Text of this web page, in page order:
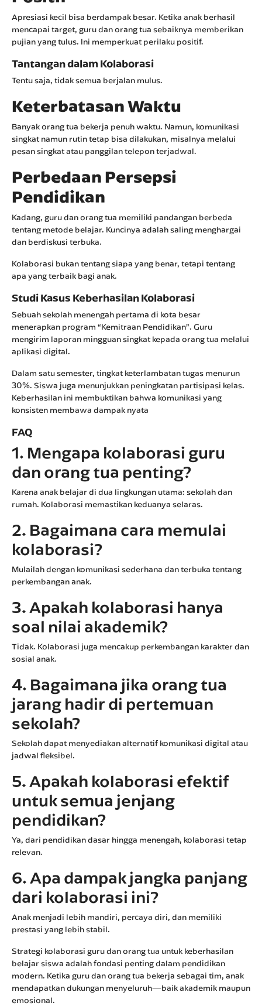
Apresiasi kecil bisa berdampak besar. Ketika anak berhasil
mencapai target, guru dan orang tua sebaiknya memberikan
pujian yang tulus. Ini memperkuat perilaku positif.
Tantangan dalam Kolaborasi
Tentu saja, tidak semua berjalan mulus.
Keterbatasan Waktu
Banyak orang tua bekerja penuh waktu. Namun, komunikasi
singkat namun rutin tetap bisa dilakukan, misalnya melalui
pesan singkat atau panggilan telepon terjadwal.
Perbedaan Persepsi
Pendidikan
Kadang, guru dan orang tua memiliki pandangan berbeda
tentang metode belajar. Kuncinya adalah saling menghargai
dan berdiskusi terbuka.
Kolaborasi bukan tentang siapa yang benar, tetapi tentang
apa yang terbaik bagi anak.
Studi Kasus Keberhasilan Kolaborasi
Sebuah sekolah menengah pertama di kota besar
menerapkan program “Kemitraan Pendidikan”. Guru
mengirim laporan mingguan singkat kepada orang tua melalui
aplikasi digital.
Dalam satu semester, tingkat keterlambatan tugas menurun
30%. Siswa juga menunjukkan peningkatan partisipasi kelas.
Keberhasilan ini membuktikan bahwa komunikasi yang
konsisten membawa dampak nyata
FAQ
1. Mengapa kolaborasi guru
dan orang tua penting?
Karena anak belajar di dua lingkungan utama: sekolah dan
rumah. Kolaborasi memastikan keduanya selaras.
2. Bagaimana cara memulai
kolaborasi?
Mulailah dengan komunikasi sederhana dan terbuka tentang
perkembangan anak.
3. Apakah kolaborasi hanya
soal nilai akademik?
Tidak. Kolaborasi juga mencakup perkembangan karakter dan
sosial anak.
4. Bagaimana jika orang tua
jarang hadir di pertemuan
sekolah?
Sekolah dapat menyediakan alternatif komunikasi digital atau
jadwal fleksibel.
5. Apakah kolaborasi efektif
untuk semua jenjang
pendidikan?
Ya, dari pendidikan dasar hingga menengah, kolaborasi tetap
relevan.
6. Apa dampak jangka panjang
dari kolaborasi ini?
Anak menjadi lebih mandiri, percaya diri, dan memiliki
prestasi yang lebih stabil.
Strategi kolaborasi guru dan orang tua untuk keberhasilan
belajar siswa adalah fondasi penting dalam pendidikan
modern. Ketika guru dan orang tua bekerja sebagai tim, anak
mendapatkan dukungan menyeluruh—baik akademik maupun
emosional.